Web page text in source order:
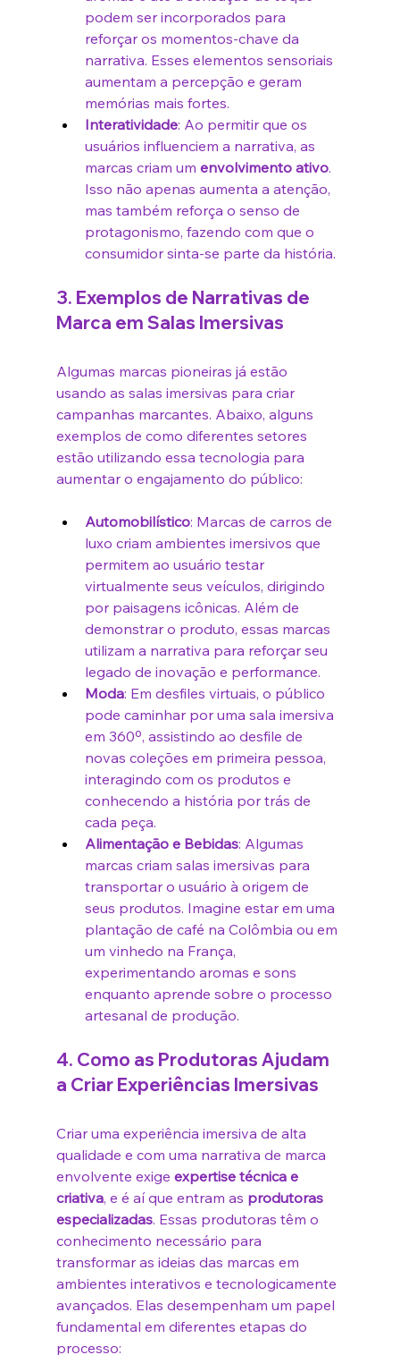
podem ser incorporados para
reforçar os momentos-chave da
narrativa. Esses elementos sensoriais
aumentam a percepção e geram
memórias mais fortes.
Interatividade: Ao permitir que os
usuários influenciem a narrativa, as
marcas criam um envolvimento ativo.
Isso não apenas aumenta a atenção,
mas também reforça o senso de
protagonismo, fazendo com que o
consumidor sinta-se parte da história.
3. Exemplos de Narrativas de
Marca em Salas Imersivas
Algumas marcas pioneiras já estão
usando as salas imersivas para criar
campanhas marcantes. Abaixo, alguns
exemplos de como diferentes setores
estão utilizando essa tecnologia para
aumentar o engajamento do público:
Automobilístico: Marcas de carros de
luxo criam ambientes imersivos que
permitem ao usuário testar
virtualmente seus veículos, dirigindo
por paisagens icônicas. Além de
demonstrar o produto, essas marcas
utilizam a narrativa para reforçar seu
legado de inovação e performance.
Moda: Em desfiles virtuais, o público
pode caminhar por uma sala imersiva
em 360º, assistindo ao desfile de
novas coleções em primeira pessoa,
interagindo com os produtos e
conhecendo a história por trás de
cada peça.
Alimentação e Bebidas: Algumas
marcas criam salas imersivas para
transportar o usuário à origem de
seus produtos. Imagine estar em uma
plantação de café na Colômbia ou em
um vinhedo na França,
experimentando aromas e sons
enquanto aprende sobre o processo
artesanal de produção.
4. Como as Produtoras Ajudam
a Criar Experiências Imersivas
Criar uma experiência imersiva de alta
qualidade e com uma narrativa de marca
envolvente exige expertise técnica e
criativa, e é aí que entram as produtoras
especializadas. Essas produtoras têm o
conhecimento necessário para
transformar as ideias das marcas em
ambientes interativos e tecnologicamente
avançados. Elas desempenham um papel
fundamental em diferentes etapas do
processo: